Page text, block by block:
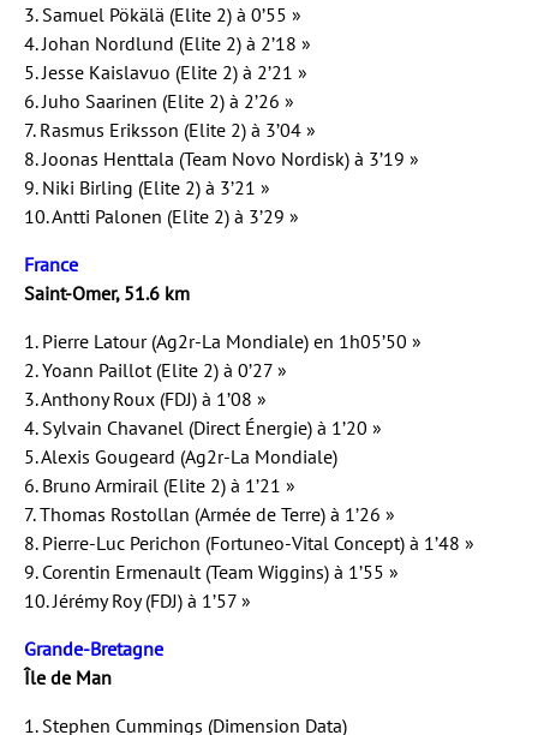
3. Samuel Pökälä (Elite 2) à 0’55 »
4. Johan Nordlund (Elite 2) à 2’18 »
5. Jesse Kaislavuo (Elite 2) à 2’21 »
6. Juho Saarinen (Elite 2) à 2’26 »
7. Rasmus Eriksson (Elite 2) à 3’04 »
8. Joonas Henttala (Team Novo Nordisk) à 3’19 »
9. Niki Birling (Elite 2) à 3’21 »
10. Antti Palonen (Elite 2) à 3’29 »
France
Saint-Omer, 51.6 km
1. Pierre Latour (Ag2r-La Mondiale) en 1h05’50 »
2. Yoann Paillot (Elite 2) à 0’27 »
3. Anthony Roux (FDJ) à 1’08 »
4. Sylvain Chavanel (Direct Énergie) à 1’20 »
5. Alexis Gougeard (Ag2r-La Mondiale)
6. Bruno Armirail (Elite 2) à 1’21 »
7. Thomas Rostollan (Armée de Terre) à 1’26 »
8. Pierre-Luc Perichon (Fortuneo-Vital Concept) à 1’48 »
9. Corentin Ermenault (Team Wiggins) à 1’55 »
10. Jérémy Roy (FDJ) à 1’57 »
Grande-Bretagne
Île de Man
1. Stephen Cummings (Dimension Data)